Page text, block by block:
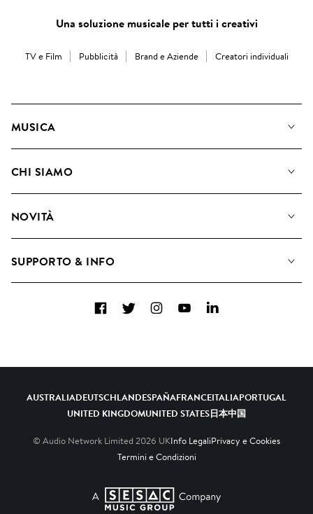
Una soluzione musicale per tutti i creativi
TV e Film Pubblicità Brand e Aziende Creatori individuali
MUSICA
Cerca
CHI SIAMO
Come utilizziamo l'intelligenza artificiale
NOVITÀ
SUPPORTO & INFO
FacebookTwitterInstagramYouTubeLinkedIn
AUSTRALIADEUTSCHLANDESPAÑAFRANCEITALIAPORTUGAL
UNITED KINGDOMUNITED STATES日本中国
© Audio Network Limited 2026 UKInfo LegaliPrivacy e Cookies
Termini e Condizioni
A SESAC Company